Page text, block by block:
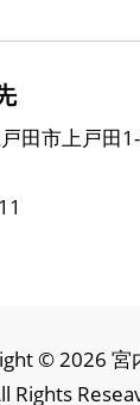
田市上戸田
© 2026 宮
Rights